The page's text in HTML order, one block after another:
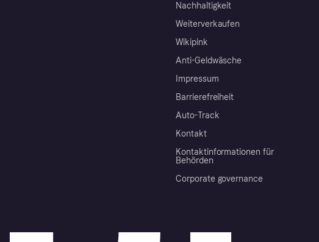
Nachhaltigkeit
Weiterverkaufen
Wikipink
Anti-Geldwäsche
Impressum
Barrierefreiheit
Auto-Track
Kontakt
Kontaktinformationen für
Behörden
Corporate governance